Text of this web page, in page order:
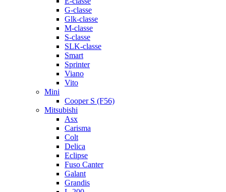
G-classe
Glk-classe
M-classe
S-classe
SLK-classe
Smart
Sprinter
Viano
Vito
Mini
Cooper S (F56)
Mitsubishi
Asx
Carisma
Colt
Delica
Eclipse
Fuso Canter
Galant
Grandis